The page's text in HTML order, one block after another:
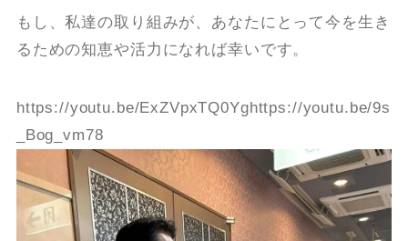
もし、私達の取り組みが、あなたにとって今を生き
るための知恵や活力になれば幸いです。
https://youtu.be/ExZVpxTQ0Yghttps://youtu.be/9s
_Bog_vm78